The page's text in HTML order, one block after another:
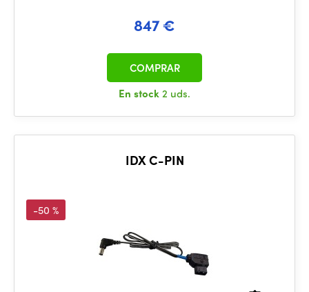
847 €
En stock2 uds.
COMPRAR
IDX C-PIN
-50 %